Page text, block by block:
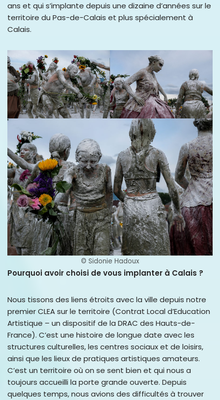
ans et qui s’implante depuis une dizaine d’années sur le
territoire du Pas-de-Calais et plus spécialement à
Calais.
© Sidonie Hadoux
Pourquoi avoir choisi de vous implanter à Calais ?
Nous tissons des liens étroits avec la ville depuis notre
premier CLEA sur le territoire (Contrat Local d’Education
Artistique – un dispositif de la DRAC des Hauts-de-
France). C’est une histoire de longue date avec les
structures culturelles, les centres sociaux et de loisirs,
ainsi que les lieux de pratiques artistiques amateurs.
C’est un territoire où on se sent bien et qui nous a
toujours accueilli la porte grande ouverte. Depuis
quelques temps, nous avions des difficultés à trouver